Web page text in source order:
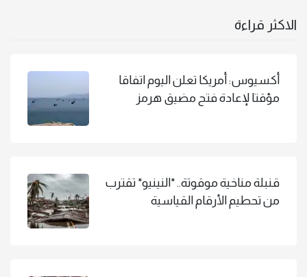
الاكثر قراءة
أكسيوس: أمريكا تعلن اليوم اتفاقا
مؤقتا لإعادة فتح مضيق هرمز
قنبلة مناخية موقوتة.. "النينيو" تقترب
من تحطيم الأرقام القياسية